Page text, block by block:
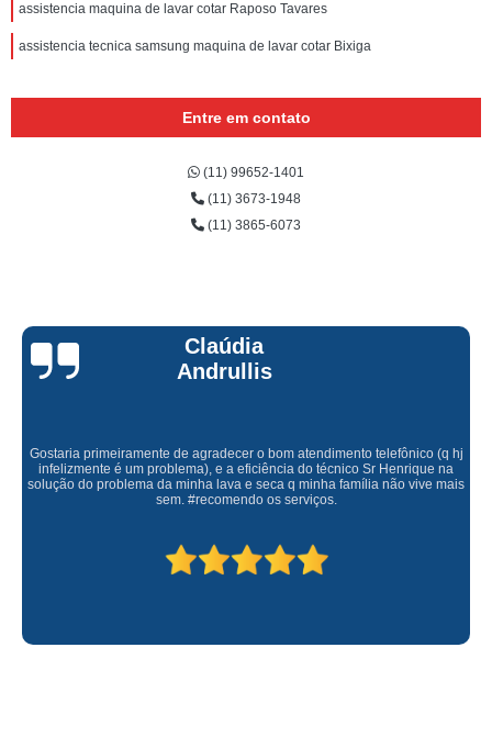
assistencia maquina de lavar cotar Raposo Tavares
assistencia tecnica samsung maquina de lavar cotar Bixiga
Entre em contato
(11) 99652-1401
(11) 3673-1948
(11) 3865-6073
Claúdia
Andrullis
Gostaria primeiramente de agradecer o bom atendimento telefônico (q hj
infelizmente é um problema), e a eficiência do técnico Sr Henrique na
solução do problema da minha lava e seca q minha família não vive mais
sem. #recomendo os serviços.